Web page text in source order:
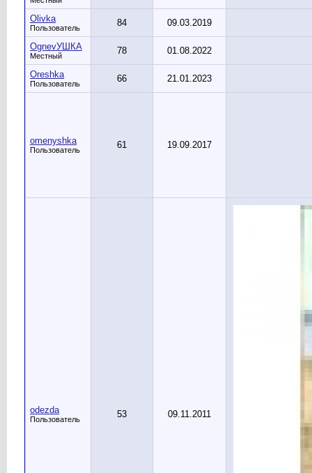
Olivka
Пользователь 84 09.03.2019
OgnevУШКА
Местный 78 01.08.2022
Oreshka
Пользователь 66 21.01.2023
omenyshka
Пользователь 61 19.09.2017
odezda
Пользователь 53 09.11.2011